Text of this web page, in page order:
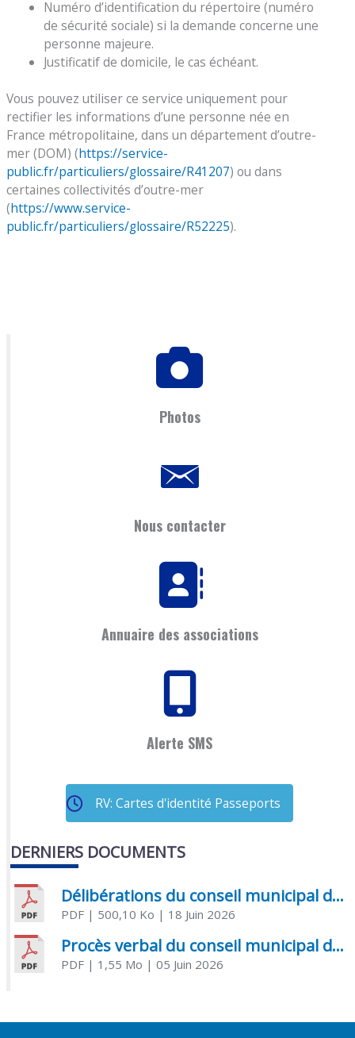
Numéro d’identification du répertoire (numéro
de sécurité sociale) si la demande concerne une
personne majeure.
Justificatif de domicile, le cas échéant.
Vous pouvez utiliser ce service uniquement pour
rectifier les informations d’une personne née en
France métropolitaine, dans un département d’outre-
mer (DOM) (https://service-
public.fr/particuliers/glossaire/R41207) ou dans
certaines collectivités d’outre-mer
(https://www.service-
public.fr/particuliers/glossaire/R52225).
Photos
Nous contacter
Annuaire des associations
Alerte SMS
RV: Cartes d'identité Passeports
DERNIERS DOCUMENTS
Délibérations du conseil municipal du 18 juin 2026
PDF| 500,10 Ko | 18 Juin 2026
Procès verbal du conseil municipal du 05 juin 2026
PDF| 1,55 Mo | 05 Juin 2026